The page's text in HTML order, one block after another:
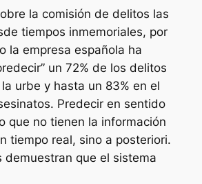
la comisión de delitos las
tiempos inmemoriales, por
la empresa española ha
un 72% de los delitos
urbe y hasta un 83% en el
Predecir en sentido
que no tienen la información
tiempo real, sino a posteriori.
demuestran que el sistema